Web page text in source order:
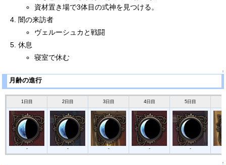
資材置き場で3体目の式神を見つける。
闇の来訪者
ヴェルーシュカと戦闘
休息
寝室で休む
↑
月齢の進行
1日目 2日目 3日目 4日目 5日目
- - - - -
↑